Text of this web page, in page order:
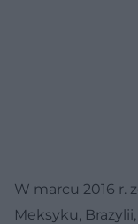
W marcu 2016 r.
Meksyku,